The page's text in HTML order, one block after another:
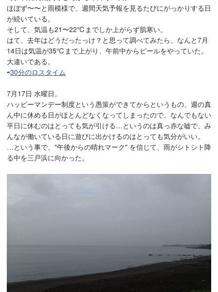
ほぼず〜〜と雨模様で、週間天気予報を見るたびにがっかりする日
が続いている。
そして、気温も21〜22℃までしか上がらず肌寒い。
はて、去年はどうだったっけ？と思って調べてみたら、なんと7月
14日は気温が35℃まで上がり、午前中からビールをやっていた。
大違いである。
⇨30分のロスタイム
7月17日 水曜日。
ハッピーマンデー制度という愚策ができてからというもの、週の真
ん中に休める日がほとんどなくなってしまったので、なんでもない
平日に休むのはとっても気が引ける…というのは真っ赤な嘘で、み
んなが働いている日に遊びに出かけるのはとっても気分がいい。
…という事で、"午後からの晴れマーク" を信じて、雨がシトシト降
る中を三戸浜に向かった。